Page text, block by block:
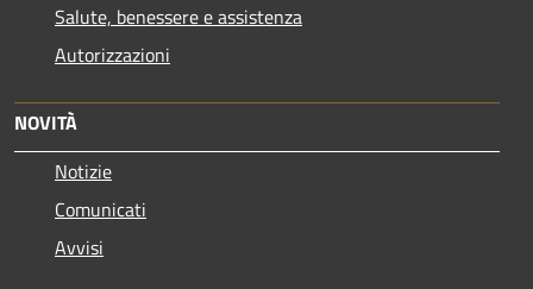
Salute, benessere e assistenza
Autorizzazioni
NOVITÀ
Notizie
Comunicati
Avvisi